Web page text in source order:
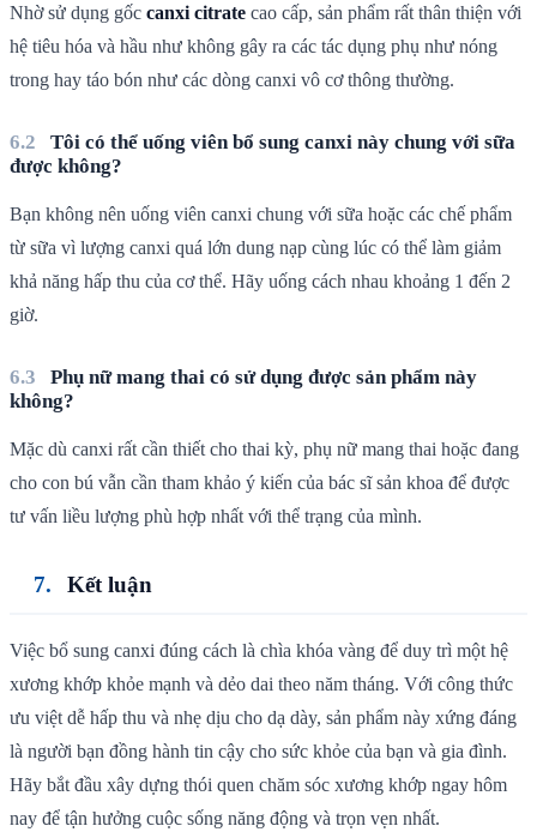
Nhờ sử dụng gốc canxi citrate cao cấp, sản phẩm rất thân thiện với
hệ tiêu hóa và hầu như không gây ra các tác dụng phụ như nóng
trong hay táo bón như các dòng canxi vô cơ thông thường.
Tôi có thể uống viên bổ sung canxi này chung với sữa
được không?
Bạn không nên uống viên canxi chung với sữa hoặc các chế phẩm
từ sữa vì lượng canxi quá lớn dung nạp cùng lúc có thể làm giảm
khả năng hấp thu của cơ thể. Hãy uống cách nhau khoảng 1 đến 2
giờ.
Phụ nữ mang thai có sử dụng được sản phẩm này
không?
Mặc dù canxi rất cần thiết cho thai kỳ, phụ nữ mang thai hoặc đang
cho con bú vẫn cần tham khảo ý kiến của bác sĩ sản khoa để được
tư vấn liều lượng phù hợp nhất với thể trạng của mình.
Kết luận
Việc bổ sung canxi đúng cách là chìa khóa vàng để duy trì một hệ
xương khớp khỏe mạnh và dẻo dai theo năm tháng. Với công thức
ưu việt dễ hấp thu và nhẹ dịu cho dạ dày, sản phẩm này xứng đáng
là người bạn đồng hành tin cậy cho sức khỏe của bạn và gia đình.
Hãy bắt đầu xây dựng thói quen chăm sóc xương khớp ngay hôm
nay để tận hưởng cuộc sống năng động và trọn vẹn nhất.